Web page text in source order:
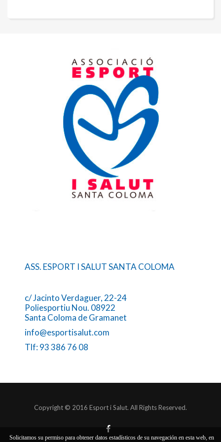
ASS. ESPORT I SALUT SANTA COLOMA
c/ Jacinto Verdaguer, 22-24
Poliesportiu Nou. 08922
Santa Coloma de Gramanet
info@esportisalut.com
Tlf: 93 386 76 08
Copyright © 2016 Esport i Salut. All Rights Reserved.
Solicitamos su permiso para obtener datos estadísticos de su navegación en esta web, en